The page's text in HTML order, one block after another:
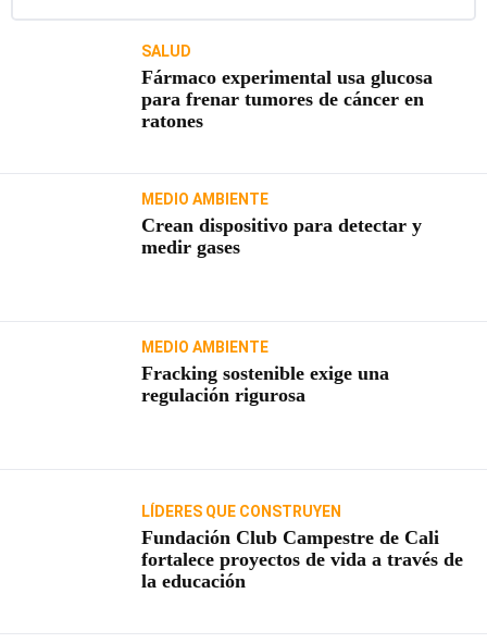
SALUD
Fármaco experimental usa glucosa
para frenar tumores de cáncer en
ratones
MEDIO AMBIENTE
Crean dispositivo para detectar y
medir gases
MEDIO AMBIENTE
Fracking sostenible exige una
regulación rigurosa
LÍDERES QUE CONSTRUYEN
Fundación Club Campestre de Cali
fortalece proyectos de vida a través de
la educación